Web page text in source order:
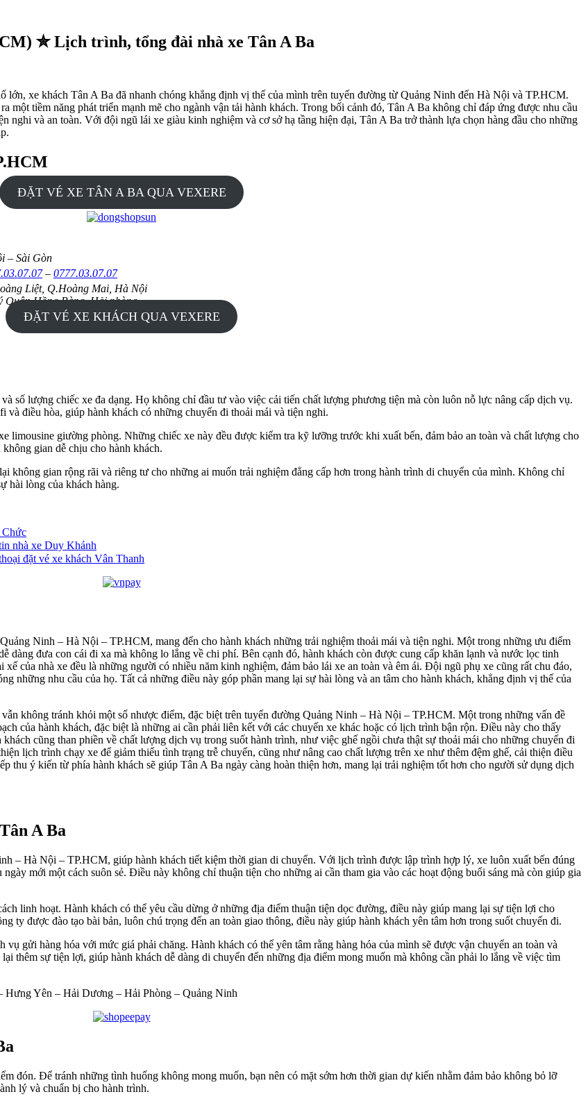
✮ Lịch trình, tổng đài nhà xe Tân A Ba
lớn, xe khách Tân A Ba đã nhanh chóng khẳng định vị thế của mình trên tuyến đường từ Quảng Ninh đến Hà Nội và TP.HCM.
một tiềm năng phát triển mạnh mẽ cho ngành vận tải hành khách. Trong bối cảnh đó, Tân A Ba không chỉ đáp ứng được nhu cầu
nghi và an toàn. Với đội ngũ lái xe giàu kinh nghiệm và cơ sở hạ tầng hiện đại, Tân A Ba trở thành lựa chọn hàng đầu cho những
ĐẶT VÉ XE TÂN A BA QUA VEXERE
– Sài Gòn
– 0777.03.07.07
Liệt, Q.Hoàng Mai, Hà Nội
Quận Hồng Bàng, Hải phòng
ĐẶT VÉ XE KHÁCH QUA VEXERE
số lượng chiếc xe đa dạng. Họ không chỉ đầu tư vào việc cải tiến chất lượng phương tiện mà còn luôn nỗ lực nâng cấp dịch vụ.
điều hòa, giúp hành khách có những chuyến đi thoải mái và tiện nghi.
limousine giường phòng. Những chiếc xe này đều được kiểm tra kỹ lưỡng trước khi xuất bến, đảm bảo an toàn và chất lượng cho
gian dễ chịu cho hành khách.
không gian rộng rãi và riêng tư cho những ai muốn trải nghiệm đẳng cấp hơn trong hành trình di chuyển của mình. Không chỉ
hài lòng của khách hàng.
Chức
nhà xe Duy Khánh
đặt vé xe khách Vân Thanh
Ninh – Hà Nội – TP.HCM, mang đến cho hành khách những trải nghiệm thoải mái và tiện nghi. Một trong những ưu điểm
dàng đưa con cái đi xa mà không lo lắng về chi phí. Bên cạnh đó, hành khách còn được cung cấp khăn lạnh và nước lọc tinh
của nhà xe đều là những người có nhiều năm kinh nghiệm, đảm bảo lái xe an toàn và êm ái. Đội ngũ phụ xe cũng rất chu đáo,
những nhu cầu của họ. Tất cả những điều này góp phần mang lại sự hài lòng và an tâm cho hành khách, khẳng định vị thế của
không tránh khỏi một số nhược điểm, đặc biệt trên tuyến đường Quảng Ninh – Hà Nội – TP.HCM. Một trong những vấn đề
của hành khách, đặc biệt là những ai cần phải liên kết với các chuyến xe khác hoặc có lịch trình bận rộn. Điều này cho thấy
cũng than phiền về chất lượng dịch vụ trong suốt hành trình, như việc ghế ngồi chưa thật sự thoải mái cho những chuyến đi
lịch trình chạy xe để giảm thiểu tình trạng trễ chuyến, cũng như nâng cao chất lượng trên xe như thêm đệm ghế, cải thiện điều
thu ý kiến từ phía hành khách sẽ giúp Tân A Ba ngày càng hoàn thiện hơn, mang lại trải nghiệm tốt hơn cho người sử dụng dịch
A Ba
– Hà Nội – TP.HCM, giúp hành khách tiết kiệm thời gian di chuyển. Với lịch trình được lập trình hợp lý, xe luôn xuất bến đúng
mới một cách suôn sẻ. Điều này không chỉ thuận tiện cho những ai cần tham gia vào các hoạt động buổi sáng mà còn giúp gia
linh hoạt. Hành khách có thể yêu cầu dừng ở những địa điểm thuận tiện dọc đường, điều này giúp mang lại sự tiện lợi cho
ty được đào tạo bài bản, luôn chú trọng đến an toàn giao thông, điều này giúp hành khách yên tâm hơn trong suốt chuyến đi.
gửi hàng hóa với mức giá phải chăng. Hành khách có thể yên tâm rằng hàng hóa của mình sẽ được vận chuyển an toàn và
thêm sự tiện lợi, giúp hành khách dễ dàng di chuyển đến những địa điểm mong muốn mà không cần phải lo lắng về việc tìm
Yên – Hải Dương – Hải Phòng – Quảng Ninh
đón. Để tránh những tình huống không mong muốn, bạn nên có mặt sớm hơn thời gian dự kiến nhằm đảm bảo không bỏ lỡ
lý và chuẩn bị cho hành trình.